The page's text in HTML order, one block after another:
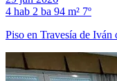
4 hab 2 ba 94 m² 7º
Piso en Travesía de Iván